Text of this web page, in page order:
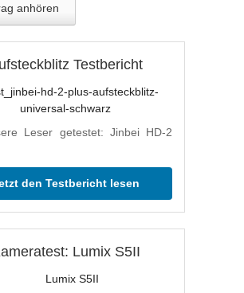
anhören
Testbericht
Leser getestet: Jinbei HD-2
den Testbericht lesen
Lumix S5II